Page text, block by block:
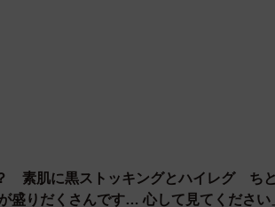
素肌に黒ストッキングとハイレグ ち
盛りだくさんです… 心して見てくださ